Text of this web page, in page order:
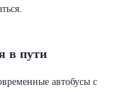
в пути
автобусы с